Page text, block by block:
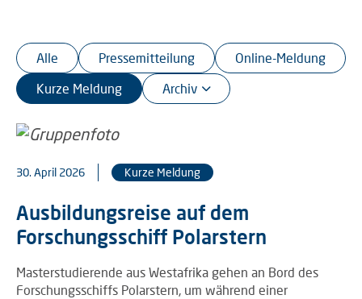
Alle Pressemitteilung
Online-Meldung
Kurze Meldung
30. April 2026 Kurze Meldung
Ausbildungsreise auf dem
Forschungsschiff Polarstern
Masterstudierende aus Westafrika gehen an Bord des
Forschungsschiffs Polarstern, um während einer